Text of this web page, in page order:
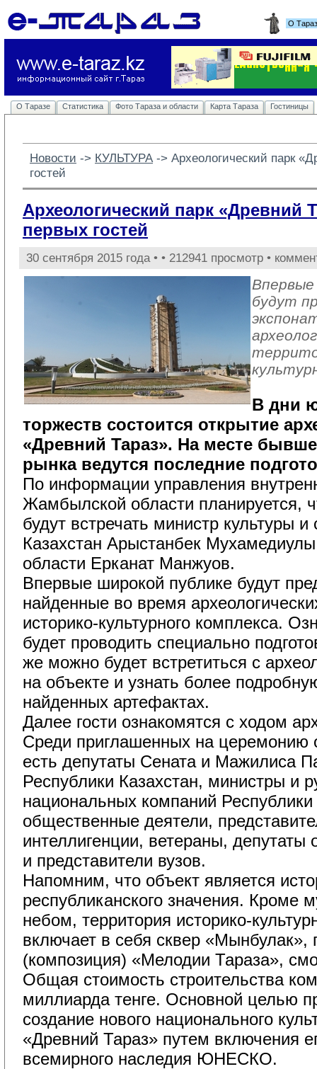
О
О Таразе Статистика Фото Тараза и области Карта Тараза Гостиницы
Новости -> КУЛЬТУРА -> Археологический парк
гостей
Археологический парк «Древний
первых гостей
30 сентября 2015 года • • 212941 просмотр •
Впервые
будут
В дни
торжеств состоится открытие
«Древний Тараз». На месте
рынка ведутся последние
По информации управления
Жамбылской области планируется,
будут встречать министр культуры и
Казахстан Арыстанбек
области Ерканат Манжуов.
Впервые широкой публике будут
найденные во время
историко-культурного комплекса.
будет проводить специально
же можно будет встретиться с
на объекте и узнать более
найденных артефактах.
Далее гости ознакомятся с ходом
Среди приглашенных на церемонию
есть депутаты Сената и Мажилиса
Республики Казахстан, министры и
национальных компаний Республики
общественные деятели,
интеллигенции, ветераны, депутаты
и представители вузов.
Напомним, что объект является
республиканского значения. Кроме
небом, территория историко-
включает в себя сквер
(композиция) «Мелодии Тараза»,
Общая стоимость строительства
миллиарда тенге. Основной целью
создание нового национального
«Древний Тараз» путем включения
всемирного наследия ЮНЕСКО.